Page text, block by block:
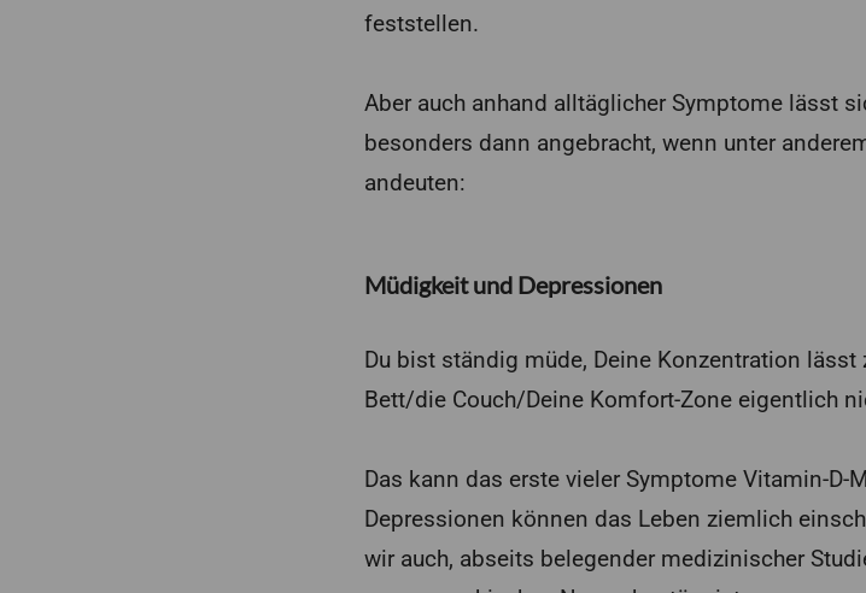
feststellen.
Aber auch anhand alltäglicher Symptome lässt
besonders dann angebracht, wenn unter
andeuten:
Müdigkeit und Depressionen
Du bist ständig müde, Deine Konzentration
Bett/die Couch/Deine Komfort-Zone eigentlich
Das kann das erste vieler Symptome Vitamin-
Depressionen können das Leben ziemlich
wir auch, abseits belegender medizinischer